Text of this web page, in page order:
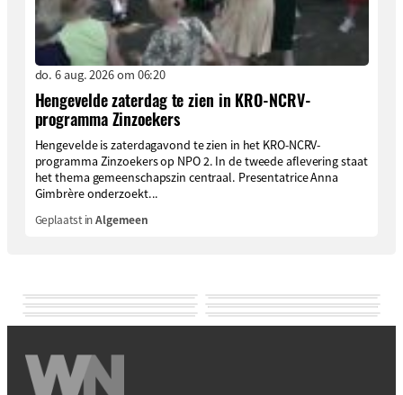
do. 6 aug. 2026 om 06:20
Hengevelde zaterdag te zien in KRO-NCRV-
programma Zinzoekers
Hengevelde is zaterdagavond te zien in het KRO-NCRV-
programma Zinzoekers op NPO 2. In de tweede aflevering staat
het thema gemeenschapszin centraal. Presentatrice Anna
Gimbrère onderzoekt...
Geplaatst inAlgemeen